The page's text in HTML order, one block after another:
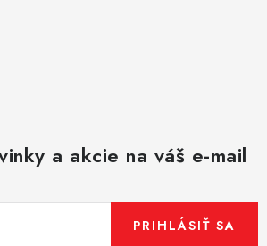
a akcie na váš e-mail
PRIHLÁSIŤ SA